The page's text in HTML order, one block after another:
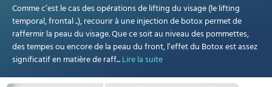
Comme c’est le cas des opérations de lifting du visage (le lifting
temporal, frontal ..), recourir à une injection de botox permet de
raffermir la peau du visage. Que ce soit au niveau des pommettes,
des tempes ou encore de la peau du front, l’effet du Botox est assez
significatif en matière de raff...Lire la suite